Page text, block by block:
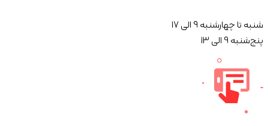
شنبه تا چهارشنبه 9 الی 17
پنج‌شنبه 9 الی 13